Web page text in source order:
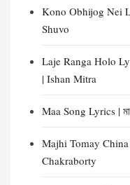
Kono Obhijog Nei
Shuvo
Laje Ranga Holo
| Ishan Mitra
Maa Song Lyrics |
Majhi Tomay China
Chakraborty